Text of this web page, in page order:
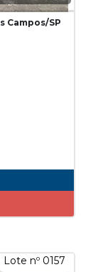
Campos/SP
Lote nº 0157